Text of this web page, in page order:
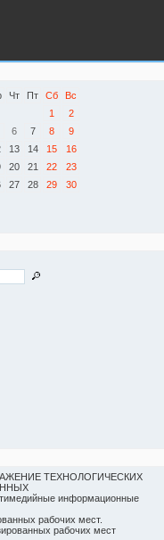
Чт Пт Сб
Вс
1
2
6 7 8
9
13 14 15
16
20 21 22
23
27 28 29
30
ТЕХНОЛОГИЧЕСКИХ
информационные
рабочих мест.
рабочих мест